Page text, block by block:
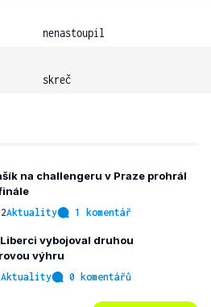
nenastoupil
skreč
na challengeru v Praze prohrál
Aktuality 1 komentář
vybojoval druhou
výhru
Aktuality 0 komentářů